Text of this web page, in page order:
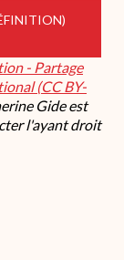
- Partage
(CC BY-
Gide est
l'ayant droit